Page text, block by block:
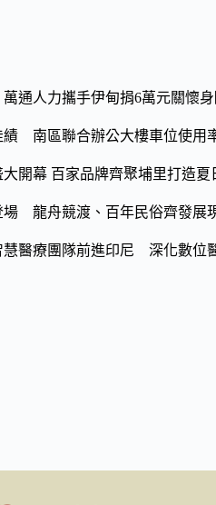
o
o
Li
n
通人力攜手伊甸捐6萬元關懷身
績 南區聯合辦公大樓車位使用
開幕 百家品牌齊聚埔里打造夏
場 龍舟競渡、百年民俗齊發展
慧醫療團隊前進印尼 深化數位